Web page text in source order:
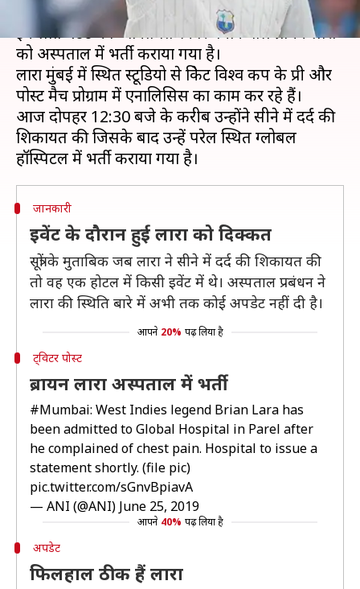
वेस्टइंडीज के महान बल्लेबाज और टेस्ट क्रिकेट में पहले और
इकलौते 400 का व्यक्तिगत स्कोर बनाने वाले ब्रायन लारा
को अस्पताल में भर्ती कराया गया है।
लारा मुंबई में स्थित स्टूडियो से क्रिकेट विश्व कप के प्री और
पोस्ट मैच प्रोग्राम में एनालिसिस का काम कर रहे हैं।
आज दोपहर 12:30 बजे के करीब उन्होंने सीने में दर्द की
शिकायत की जिसके बाद उन्हें परेल स्थित ग्लोबल
जानकारी
इवेंट के दौरान हुई लारा को दिक्कत
सूत्रों के मुताबिक जब लारा ने सीने में दर्द की शिकायत की
तो वह एक होटल में किसी इवेंट में थे। अस्पताल प्रबंधन ने
लारा की स्थिति बारे में अभी तक कोई अपडेट नहीं दी है।
आपने 20% पढ़ लिया है
ट्विटर पोस्ट
ब्रायन लारा अस्पताल में भर्ती
#Mumbai: West Indies legend Brian Lara has
been admitted to Global Hospital in Parel after
he complained of chest pain. Hospital to issue a
statement shortly. (file pic)
pic.twitter.com/sGnvBpiavA
— ANI (@ANI) June 25, 2019
आपने 40% पढ़ लिया है
अपडेट
फिलहाल ठीक हैं लारा